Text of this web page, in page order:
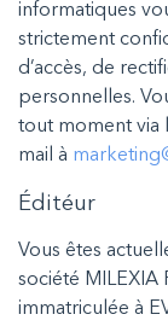
informatiques
strictement
d’accès, de
personnelles.
tout moment via
mail à
Éditéur
Vous êtes
société MILEXIA
immatriculée à